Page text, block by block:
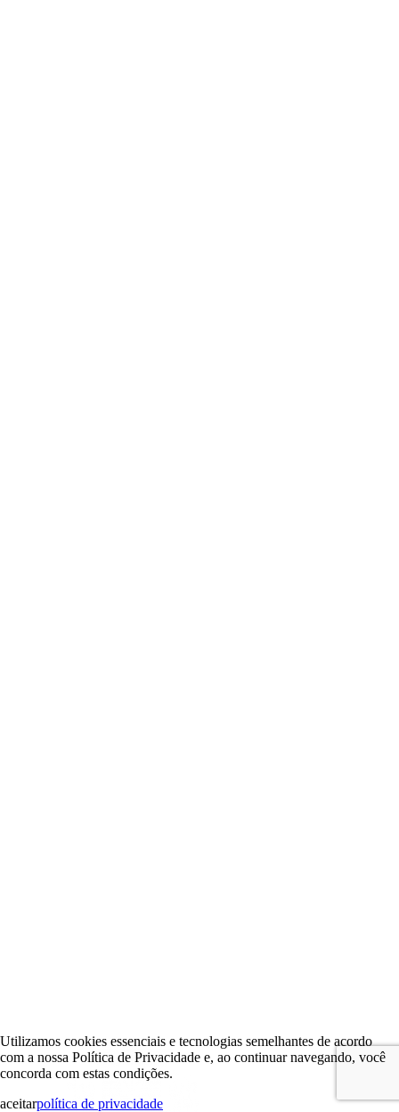
Utilizamos cookies essenciais e tecnologias semelhantes de acordo
com a nossa Política de Privacidade e, ao continuar navegando, você
concorda com estas condições.
aceitarpolítica de privacidade